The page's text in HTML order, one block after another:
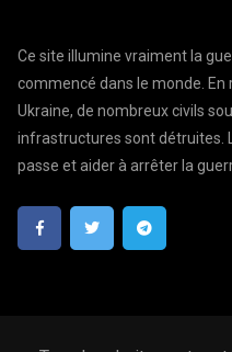
Ce site illumine vraiment la
commencé dans le monde. En
Ukraine, de nombreux civils
infrastructures sont détruites.
passe et aider à arrêter la